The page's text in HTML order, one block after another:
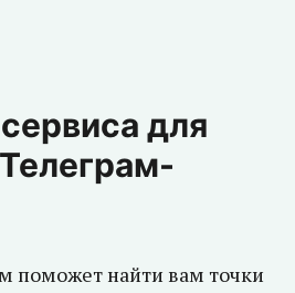
для
поможет найти вам точки